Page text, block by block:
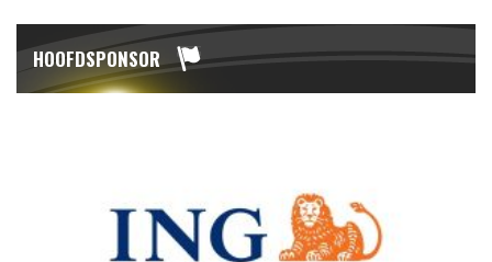
HOOFDSPONSOR